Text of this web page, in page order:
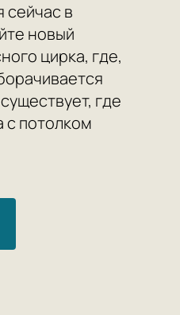
сейчас в
новый
цирка, где,
где
с потолком
невесёлости»: